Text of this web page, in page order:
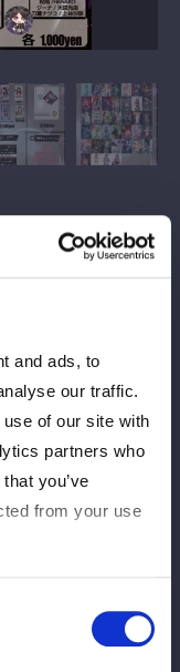
and ads, to
our traffic.
of our site with
partners who
you’ve
from your use
にて、さまざまな
しょう
子
ID PHOTO God’s